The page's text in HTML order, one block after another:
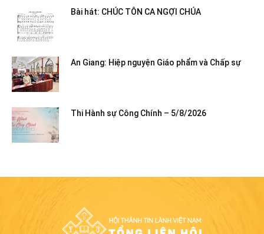
Bài hát: CHÚC TÔN CA NGỢI CHÚA
An Giang: Hiệp nguyện Giáo phẩm và Chấp sự
Thi Hành sự Công Chính – 5/8/2026